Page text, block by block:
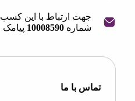
جهت ارتباط با این کسب و کار
شماره 10008590 پیامک نمایید.
با ما